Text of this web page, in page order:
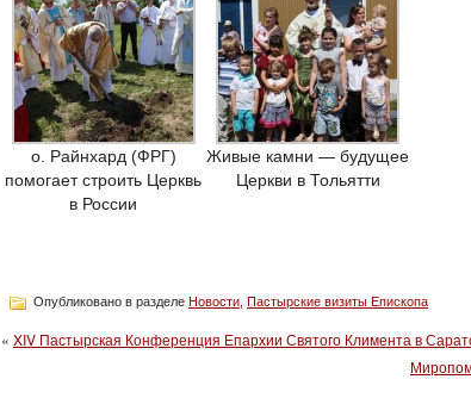
о. Райнхард (ФРГ)
помогает строить Церквь
в России
Живые камни — будущее
Церкви в Тольятти
Опубликовано в разделе Новости Пастырские визиты Епископа
« XIV Пастырская Конференция Епархии Святого Климента в